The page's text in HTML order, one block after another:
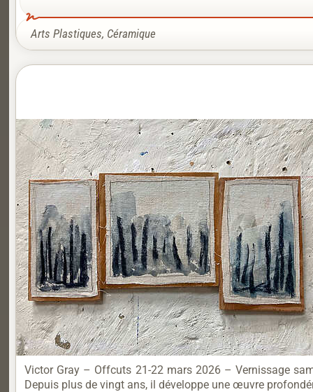
Arts Plastiques, Céramique
Victor Gray – Offcuts 21-22 mars 2026 – Vernissage
Depuis plus de vingt ans, il développe une œuvre